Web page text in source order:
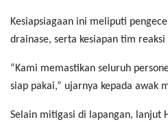
Kesiapsiagaan ini meliputi
drainase, serta kesiapan tim reaksi
“Kami memastikan seluruh
siap pakai,” ujarnya kepada awak
Selain mitigasi di lapangan, lanjut